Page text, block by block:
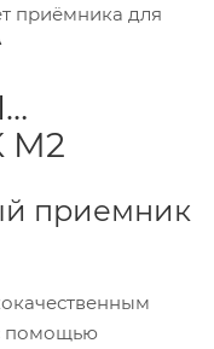
приёмника для
M2
приемник
помощью